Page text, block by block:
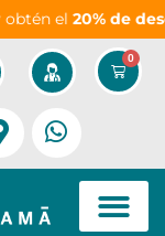
el 20% de
0